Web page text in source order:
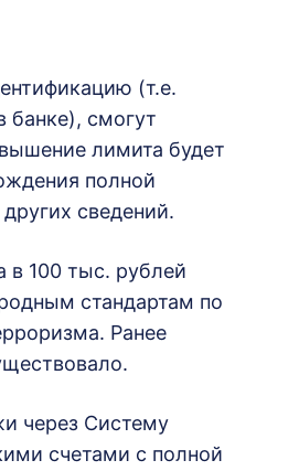
(т.е.
банке), смогут
лимита будет
полной
сведений.
в 100 тыс. рублей
стандартам по
Ранее
через Систему
счетами с полной